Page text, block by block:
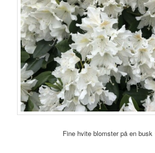
Fine hvite blomster på en busk